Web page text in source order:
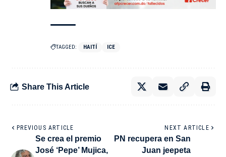
TAGGED: HAITÍ ICE
Share This Article
PREVIOUS ARTICLE
Se crea el premio
José ‘Pepe’ Mujica,
NEXT ARTICLE
PN recupera en San
Juan jeepeta